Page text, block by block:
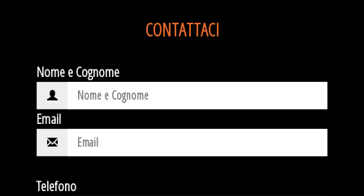
CONTATTACI
Nome e Cognome
Email
Telefono